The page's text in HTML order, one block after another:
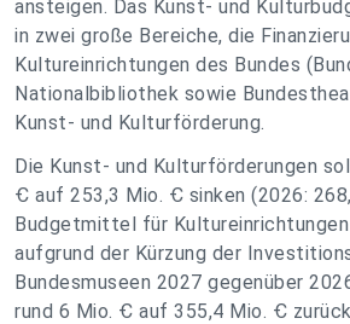
ansteigen. Das Kunst- und
in zwei große Bereiche, die
Kultureinrichtungen des Bundes
Nationalbibliothek sowie
Kunst- und Kulturförderung.
Die Kunst- und Kulturförderungen
Ꞓ auf 253,3 Mio. Ꞓ sinken (2026:
Budgetmittel für Kultureinrichtungen
aufgrund der Kürzung der
Bundesmuseen 2027 gegenüber
rund 6 Mio. Ꞓ auf 355,4 Mio. Ꞓ